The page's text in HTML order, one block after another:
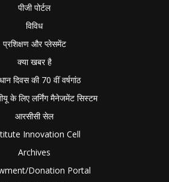
पीजी पोर्टल
विविध
प्रशिक्षण और प्लेसमेंट
क्या खबर है
दिवस की 70 वीं वर्षगांठ
के लिए लर्निंग मैनेजमेंट सिस्टम
आरसीसी सेल
Innovation Cell
Archives
Donation Portal